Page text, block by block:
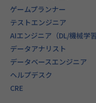
ゲームプランナー
テストエンジニア
AIエンジニア（DL/機械学習
データアナリスト
データベースエンジニア
ヘルプデスク
CRE